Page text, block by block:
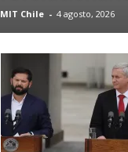
MIT Chile - 4 agosto, 2026